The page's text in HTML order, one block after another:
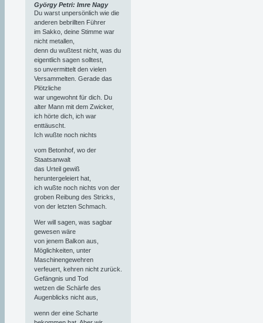
György Petri: Imre Nagy
Du warst unpersönlich wie die
anderen bebrillten Führer
im Sakko, deine Stimme war
nicht metallen,
denn du wußtest nicht, was du
eigentlich sagen solltest,
so unvermittelt den vielen
Versammelten. Gerade das
Plötzliche
war ungewohnt für dich. Du
alter Mann mit dem Zwicker,
ich hörte dich, ich war
enttäuscht.
Ich wußte noch nichts
vom Betonhof, wo der
Staatsanwalt
das Urteil gewiß
heruntergeleiert hat,
ich wußte noch nichts von der
groben Reibung des Stricks,
von der letzten Schmach.
Wer will sagen, was sagbar
gewesen wäre
von jenem Balkon aus,
Möglichkeiten, unter
Maschinengewehren
verfeuert, kehren nicht zurück.
Gefängnis und Tod
wetzen die Schärfe des
Augenblicks nicht aus,
wenn der eine Scharte